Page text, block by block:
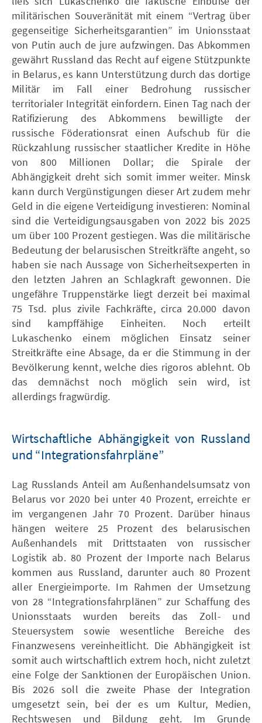
militärischen Souveränität mit einem “Vertrag über
gegenseitige Sicherheitsgarantien” im Unionsstaat
von Putin auch de jure aufzwingen. Das Abkommen
gewährt Russland das Recht auf eigene Stützpunkte
in Belarus, es kann Unterstützung durch das dortige
Militär im Fall einer Bedrohung russischer
territorialer Integrität einfordern. Einen Tag nach der
Ratifizierung des Abkommens bewilligte der
russische Föderationsrat einen Aufschub für die
Rückzahlung russischer staatlicher Kredite in Höhe
von 800 Millionen Dollar; die Spirale der
Abhängigkeit dreht sich somit immer weiter. Minsk
kann durch Vergünstigungen dieser Art zudem mehr
Geld in die eigene Verteidigung investieren: Nominal
sind die Verteidigungsausgaben von 2022 bis 2025
um über 100 Prozent gestiegen. Was die militärische
Bedeutung der belarusischen Streitkräfte angeht, so
haben sie nach Aussage von Sicherheitsexperten in
den letzten Jahren an Schlagkraft gewonnen. Die
ungefähre Truppenstärke liegt derzeit bei maximal
75 Tsd. plus zivile Fachkräfte, circa 20.000 davon
sind kampffähige Einheiten. Noch erteilt
Lukaschenko einem möglichen Einsatz seiner
Streitkräfte eine Absage, da er die Stimmung in der
Bevölkerung kennt, welche dies rigoros ablehnt. Ob
das demnächst noch möglich sein wird, ist
allerdings fragwürdig.
Wirtschaftliche Abhängigkeit von Russland
und “Integrationsfahrpläne”
Lag Russlands Anteil am Außenhandelsumsatz von
Belarus vor 2020 bei unter 40 Prozent, erreichte er
im vergangenen Jahr 70 Prozent. Darüber hinaus
hängen weitere 25 Prozent des belarusischen
Außenhandels mit Drittstaaten von russischer
Logistik ab. 80 Prozent der Importe nach Belarus
kommen aus Russland, darunter auch 80 Prozent
aller Energieimporte. Im Rahmen der Umsetzung
von 28 “Integrationsfahrplänen” zur Schaffung des
Unionsstaats wurden bereits das Zoll- und
Steuersystem sowie wesentliche Bereiche des
Finanzwesens vereinheitlicht. Die Abhängigkeit ist
somit auch wirtschaftlich extrem hoch, nicht zuletzt
eine Folge der Sanktionen der Europäischen Union.
Bis 2026 soll die zweite Phase der Integration
umgesetzt sein, bei der es um Kultur, Medien,
Rechtswesen und Bildung geht. Im Grunde